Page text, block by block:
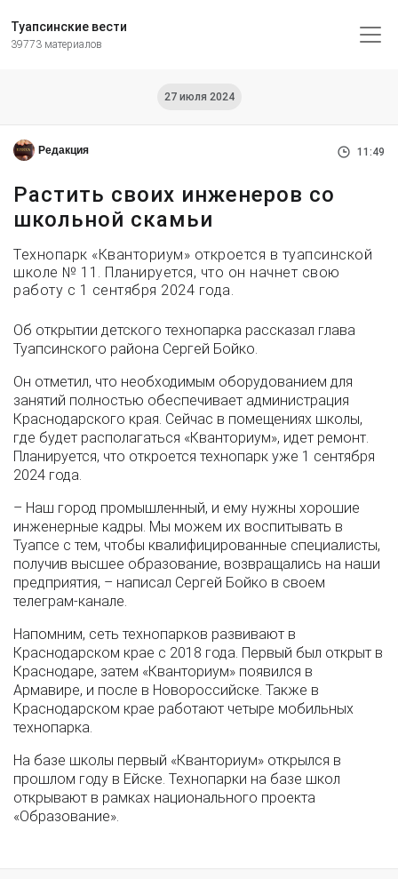
Туапсинские вести
39773 материалов
27 июля 2024
Редакция 11:49
Растить своих инженеров со
школьной скамьи
Технопарк «Кванториум» откроется в туапсинской
школе № 11. Планируется, что он начнет свою
работу с 1 сентября 2024 года.
Об открытии детского технопарка рассказал глава
Туапсинского района Сергей Бойко.
Он отметил, что необходимым оборудованием для
занятий полностью обеспечивает администрация
Краснодарского края. Сейчас в помещениях школы,
где будет располагаться «Кванториум», идет ремонт.
Планируется, что откроется технопарк уже 1 сентября
2024 года.
– Наш город промышленный, и ему нужны хорошие
инженерные кадры. Мы можем их воспитывать в
Туапсе с тем, чтобы квалифицированные специалисты,
получив высшее образование, возвращались на наши
предприятия, – написал Сергей Бойко в своем
телеграм-канале.
Напомним, сеть технопарков развивают в
Краснодарском крае с 2018 года. Первый был открыт в
Краснодаре, затем «Кванториум» появился в
Армавире, и после в Новороссийске. Также в
Краснодарском крае работают четыре мобильных
технопарка.
На базе школы первый «Кванториум» открылся в
прошлом году в Ейске. Технопарки на базе школ
открывают в рамках национального проекта
«Образование».